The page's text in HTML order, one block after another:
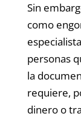
Sin
como
personas
la
requiere,
dinero o